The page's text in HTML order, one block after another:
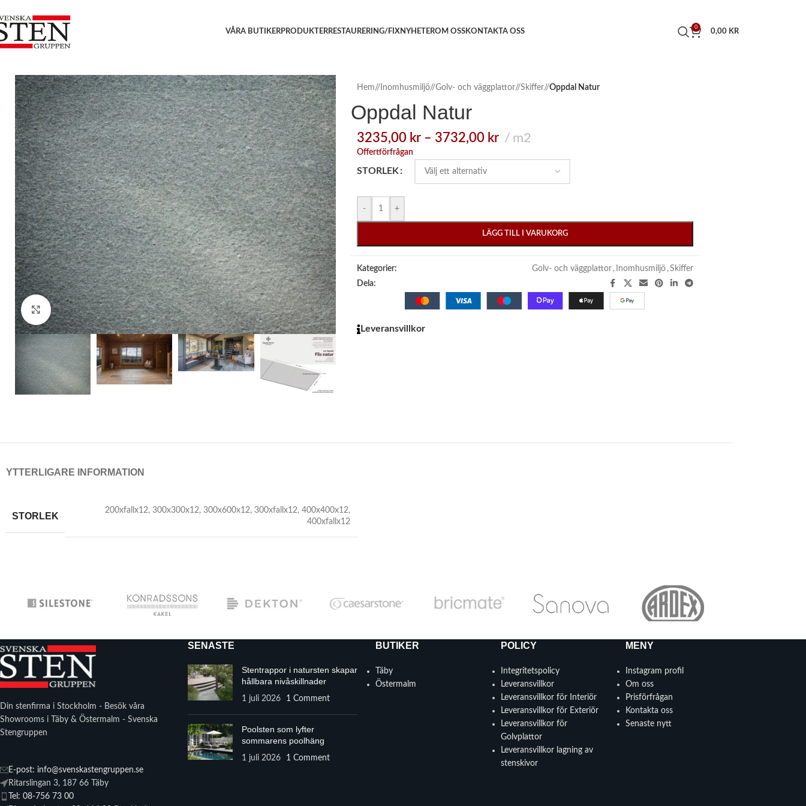
VÅRA BUTIKERPRODUKTERRESTAURERING/FIX NYHETEROM OSSKONTAKTA OSS
0
0,00 KR
Click to enlarge
Hem/ Inomhusmiljö/ Golv- och väggplattor/ Skiffer/ Oppdal Natur
Oppdal Natur
3235,00 kr – 3732,00 kr m2
Offertförfrågan
STORLEK
- +
LÄGG TILL I VARUKORG
Kategorier: Golv- och väggplattor , Inomhusmiljö ,Skiffer
Dela:
Leveransvillkor
YTTERLIGARE INFORMATION
STORLEK
200xfallx12, 300x300x12, 300x600x12, 300xfallx12, 400x400x12,
400xfallx12
Din stenfirma i Stockholm - Besök våra
Showrooms i Täby & Östermalm - Svenska
Stengruppen
E-post: info@svenskastengruppen.se
Ritarslingan 3, 187 66 Täby
Tel: 08-756 73 00
SENASTE
Stentrappor i natursten skapar
hållbara nivåskillnader
1 juli 2026 1 Comment
Poolsten som lyfter
sommarens poolhäng
1 juli 2026 1 Comment
BUTIKER
Täby
Östermalm
POLICY
Integritetspolicy
Leveransvillkor
Leveransvillkor för Interiör
Leveransvillkor för Exteriör
Leveransvillkor för
Golvplattor
Leveransvillkor lagning av
stenskivor
MENY
Instagram profil
Om oss
Prisförfrågan
Kontakta oss
Senaste nytt